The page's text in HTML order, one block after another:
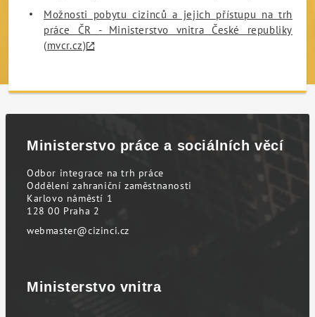
Možnosti pobytu cizinců a jejich přístupu na trh
práce ČR - Ministerstvo vnitra České republiky
(mvcr.cz)
Ministerstvo práce a sociálních věcí
Odbor integrace na trh práce
Oddělení zahraniční zaměstnanosti
Karlovo náměstí 1
128 00 Praha 2
webmaster@cizinci.cz
Ministerstvo vnitra